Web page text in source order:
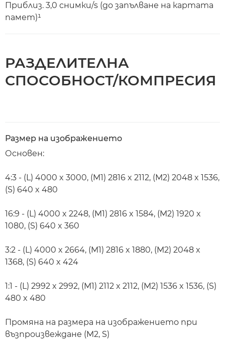
Приблиз. 3,0 снимки/s (до запълване на картата
памет)¹
РАЗДЕЛИТЕЛНА
СПОСОБНОСТ/КОМПРЕСИЯ
Размер на изображението
Основен:
4:3 - (L) 4000 x 3000, (M1) 2816 x 2112, (M2) 2048 x 1536,
(S) 640 x 480
16:9 - (L) 4000 x 2248, (M1) 2816 x 1584, (M2) 1920 x
1080, (S) 640 x 360
3:2 - (L) 4000 x 2664, (M1) 2816 x 1880, (M2) 2048 x
1368, (S) 640 x 424
1:1 - (L) 2992 x 2992, (M1) 2112 x 2112, (M2) 1536 x 1536, (S)
480 x 480
Промяна на размера на изображението при
възпроизвеждане (M2, S)